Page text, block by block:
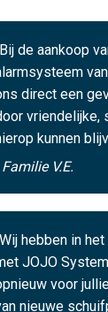
de aankoop
direct een
vriendelijke,
kunnen
Familie V.E.
hebben in
JOJO
voor
nieuwe